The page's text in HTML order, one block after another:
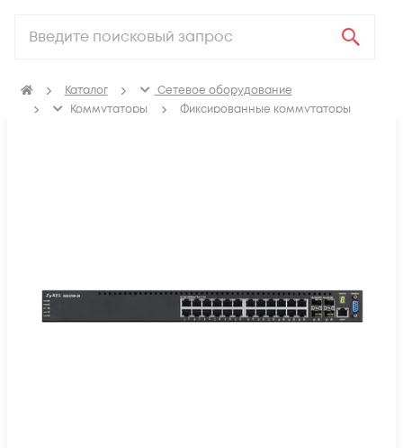
Каталог
Сетевое оборудование
Коммутаторы
Фиксированные коммутаторы